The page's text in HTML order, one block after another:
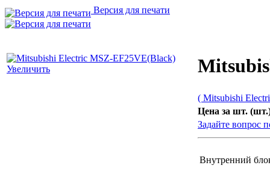
Версия для печати
Увеличить
( Mitsubishi
Цена за шт.
Задайте вопрос
Внутренний